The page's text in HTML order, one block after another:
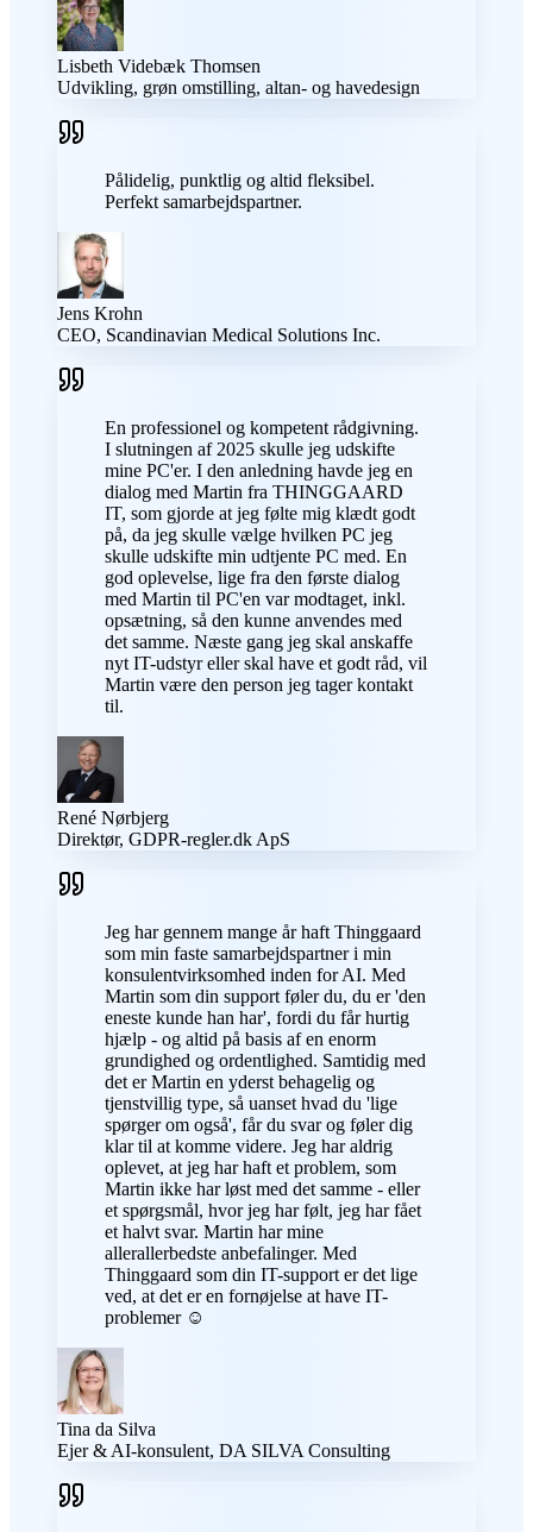
Lisbeth Videbæk Thomsen
Udvikling, grøn omstilling, altan- og havedesign
Pålidelig, punktlig og altid fleksibel.
Perfekt samarbejdspartner.
Jens Krohn
CEO, Scandinavian Medical Solutions Inc.
En professionel og kompetent rådgivning.
I slutningen af 2025 skulle jeg udskifte
mine PC'er. I den anledning havde jeg en
dialog med Martin fra THINGGAARD
IT, som gjorde at jeg følte mig klædt godt
på, da jeg skulle vælge hvilken PC jeg
skulle udskifte min udtjente PC med. En
god oplevelse, lige fra den første dialog
med Martin til PC'en var modtaget, inkl.
opsætning, så den kunne anvendes med
det samme. Næste gang jeg skal anskaffe
nyt IT-udstyr eller skal have et godt råd, vil
Martin være den person jeg tager kontakt
til.
René Nørbjerg
Direktør, GDPR-regler.dk ApS
Jeg har gennem mange år haft Thinggaard
som min faste samarbejdspartner i min
konsulentvirksomhed inden for AI. Med
Martin som din support føler du, du er 'den
eneste kunde han har', fordi du får hurtig
hjælp - og altid på basis af en enorm
grundighed og ordentlighed. Samtidig med
det er Martin en yderst behagelig og
tjenstvillig type, så uanset hvad du 'lige
spørger om også', får du svar og føler dig
klar til at komme videre. Jeg har aldrig
oplevet, at jeg har haft et problem, som
Martin ikke har løst med det samme - eller
et spørgsmål, hvor jeg har følt, jeg har fået
et halvt svar. Martin har mine
allerallerbedste anbefalinger. Med
Thinggaard som din IT-support er det lige
ved, at det er en fornøjelse at have IT-
problemer ☺️
Tina da Silva
Ejer & AI-konsulent, DA SILVA Consulting